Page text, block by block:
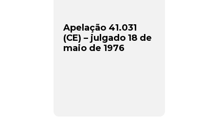
Apelação 41.031
(CE) – julgado 18 de
maio de 1976